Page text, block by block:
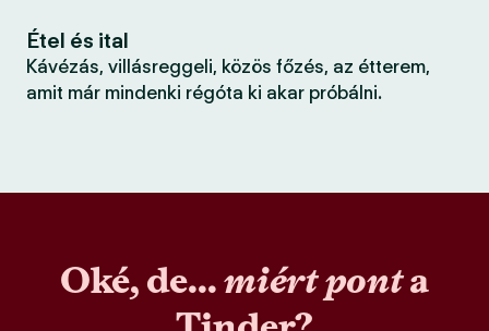
Étel és ital
Kávézás, villásreggeli, közös főzés, az étterem,
amit már mindenki régóta ki akar próbálni.
Oké, de...miért ponta